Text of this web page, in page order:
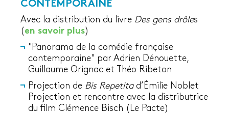
CONTEMPORAINE
Avec la distribution du livre Des gens drôles
(en savoir plus)
"Panorama de la comédie française
contemporaine" par Adrien Dénouette,
Guillaume Orignac et Théo Ribeton
Projection de Bis Repetita d’Émilie Noblet
Projection et rencontre avec la distributrice
du film Clémence Bisch (Le Pacte)